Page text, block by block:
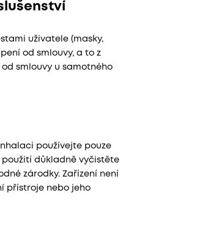
uživatele (masky,
od smlouvy, a to z
smlouvy u samotného
používejte pouze
důkladně vyčistěte
zárodky. Zařízení není
přístroje nebo jeho